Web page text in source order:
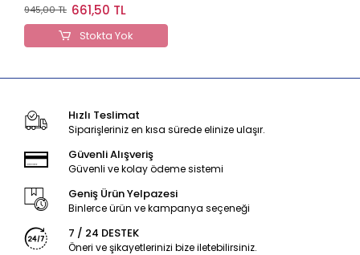
945,00 TL 661,50 TL
Stokta Yok
Hızlı Teslimat
Siparişleriniz en kısa sürede elinize ulaşır.
Güvenli Alışveriş
Güvenli ve kolay ödeme sistemi
Geniş Ürün Yelpazesi
Binlerce ürün ve kampanya seçeneği
7 / 24 DESTEK
Öneri ve şikayetlerinizi bize iletebilirsiniz.